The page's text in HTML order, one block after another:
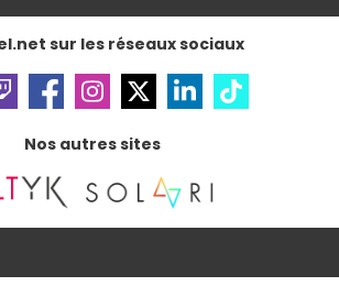
conforme
sur les réseaux sociaux
Nos autres sites